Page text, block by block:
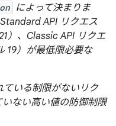
によって決まりま
API リクエス
）、Classic API リクエ
19）が最低限必要な
ている制限がないリク
ない高い値の防御制限